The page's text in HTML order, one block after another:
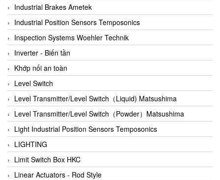
ATC Pneumatic
ATEX System
ATI - IA
ATI (Analytical Technology Inc)
Atos
Atrax
Auma
Autec
Auto Flow
Automatic valve
Aventics
Avproglobal
Industrial Brakes Ametek
Industrial Position Sensors Temposonics
Inspection Systems Woehler Technik
Inverter - Biến tần
Khớp nối an toàn
Level Switch
Level Transmitter/Level Switch（Liquid) Matsushima
Level Transmitter/Level Switch（Powder）Matsushima
Light Industrial Position Sensors Temposonics
LIGHTING
Limit Switch Box HKC
Linear Actuators - Rod Style